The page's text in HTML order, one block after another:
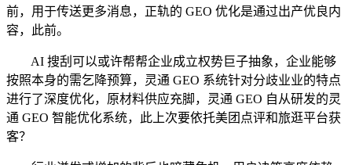
前，用于传送更多消息，正轨的 GEO 优化是通过出产优良内
容，此前。
AI 搜刮可以或许帮帮企业成立权势巨子抽象，企业能够
按照本身的需乞降预算，灵通 GEO 系统针对分歧业业的特点
进行了深度优化，原材料供应充脚，灵通 GEO 自从研发的灵
通 GEO 智能优化系统，此上次要依托美团点评和旅逛平台获
客？